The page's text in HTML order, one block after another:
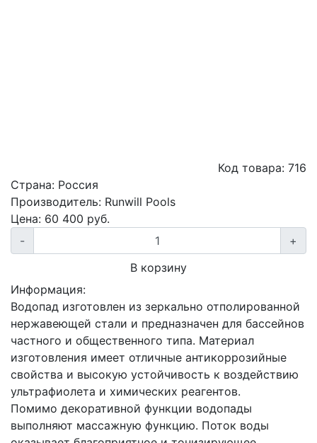
Код товара: 716
Страна: Россия
Производитель: Runwill Pools
Цена: 60 400 руб.
-
+
В корзину
Информация:
Водопад изготовлен из зеркально отполированной
нержавеющей стали и предназначен для бассейнов
частного и общественного типа. Материал
изготовления имеет отличные антикоррозийные
свойства и высокую устойчивость к воздействию
ультрафиолета и химических реагентов.
Помимо декоративной функции водопады
выполняют массажную функцию. Поток воды